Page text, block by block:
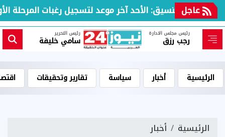
عاجل
مكتب التنسيق: الأحد آخر موعد لتسجيل رغبات المرحلة
رئيس مجلس الادارة
رجب رزق
رئيس التحرير
سامي خليفة
الرئيسية أخبار سياسة تقارير وتحقيقات
الرئيسية أخبار